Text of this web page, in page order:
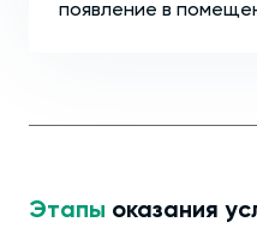
появление в
Этапы оказания